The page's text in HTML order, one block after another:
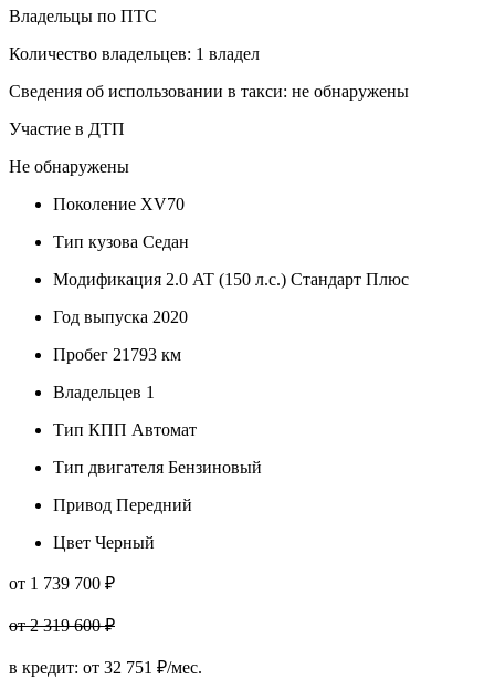
Владельцы по ПТС
Количество владельцев: 1 владел
Сведения об использовании в такси: не обнаружены
Участие в ДТП
Не обнаружены
Поколение XV70
Тип кузова Седан
Модификация 2.0 AT (150 л.с.) Стандарт Плюс
Год выпуска 2020
Пробег 21793 км
Владельцев 1
Тип КПП Автомат
Тип двигателя Бензиновый
Привод Передний
Цвет Черный
от 1 739 700 ₽
от 2 319 600 ₽
в кредит: от 32 751 ₽/мес.